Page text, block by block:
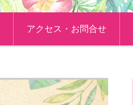
アクセス・お問合せ